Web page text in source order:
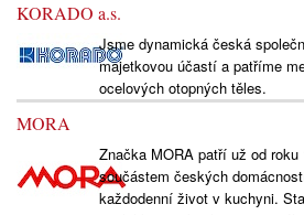
KORADO a.s.
Jsme dynamická česká
majetkovou účastí a patříme
ocelových otopných těles.
MORA
Značka MORA patří už od
součástem českých
každodenní život v kuchyni.